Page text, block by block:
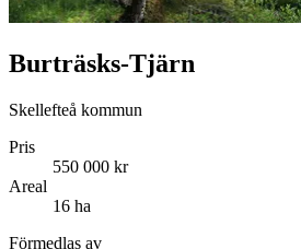
Burträsks-Tjärn
Skellefteå kommun
Pris
550 000 kr
Areal
16 ha
Förmedlas av